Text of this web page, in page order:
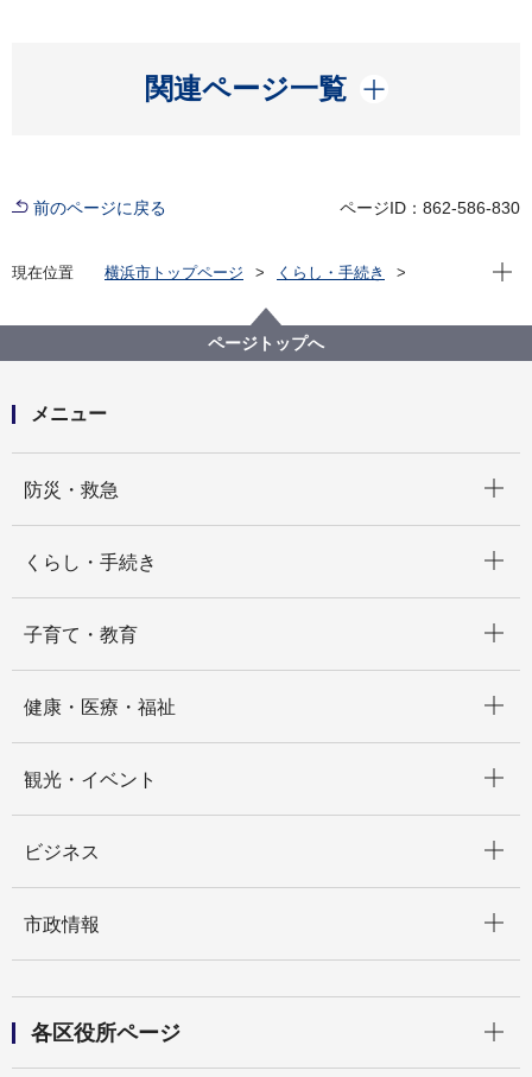
関連ページ一覧
開く
前のページに戻る ページID：862-586-830
現在位置 横浜市トップページ
くらし・手続き
災害用ハマッコトイレの設置場所(鶴見区、神奈川区、
西区、中区、南区、港南区)
現在
ページトップへ
メニュー
防災・救急
くらし・手続き
子育て・教育
健康・医療・福祉
観光・イベント
ビジネス
市政情報
各区役所ページ